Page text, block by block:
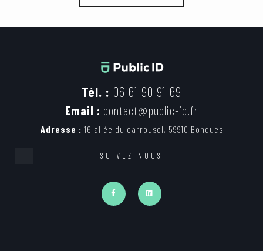
Tél. : 06 61 90 91 69
Email : contact@public-id.fr
Adresse : 16 allée du carrousel, 59910 Bondues
SUIVEZ-NOUS